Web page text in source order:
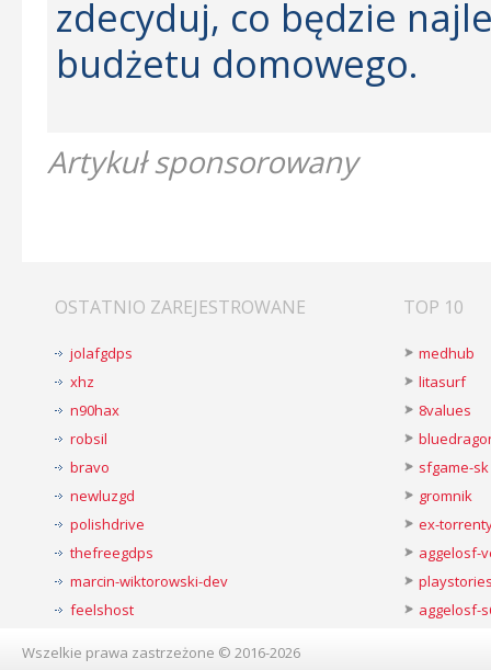
zdecyduj, co będzie
budżetu domowego.
Artykuł sponsorowany
OSTATNIO ZAREJESTROWANE
jolafgdps
xhz
n90hax
robsil
bravo
newluzgd
polishdrive
thefreegdps
marcin-wiktorowski-dev
feelshost
TOP 10
medhub
litasurf
8values
sfgame-sk
gromnik
ex-
aggelosf-
aggelosf-
Wszelkie prawa zastrzeżone © 2016-2026